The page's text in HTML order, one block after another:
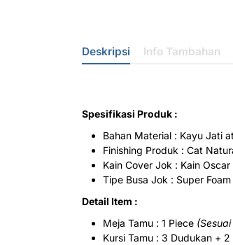
Deskripsi Info Tambahan
Spesifikasi Produk :
Bahan Material : Kayu Jati
Finishing Produk : Cat
Kain Cover Jok : Kain Oscar
Tipe Busa Jok : Super
Detail Item :
Meja Tamu : 1 Piece
Kursi Tamu : 3 Dudukan +